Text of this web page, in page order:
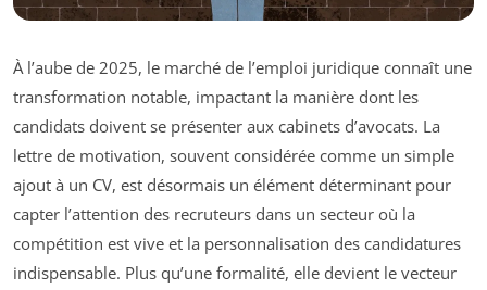
À l’aube de 2025, le marché de l’emploi juridique connaît une
transformation notable, impactant la manière dont les
candidats doivent se présenter aux cabinets d’avocats. La
lettre de motivation, souvent considérée comme un simple
ajout à un CV, est désormais un élément déterminant pour
capter l’attention des recruteurs dans un secteur où la
compétition est vive et la personnalisation des candidatures
indispensable. Plus qu’une formalité, elle devient le vecteur